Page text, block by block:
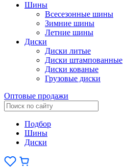
Шины
Всесезонные шины
Зимние шины
Летние шины
Диски
Диски литые
Диски штампованные
Диски кованые
Грузовые диски
Оптовые продажи
Подбор
Шины
Диски